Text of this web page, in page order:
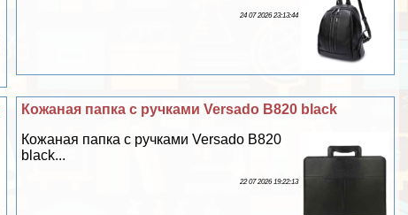
24 07 2026 23:13:44
Кожаная папка с ручками Versado B820 black
Кожаная папка с ручками Versado B820
black...
22 07 2026 19:22:13